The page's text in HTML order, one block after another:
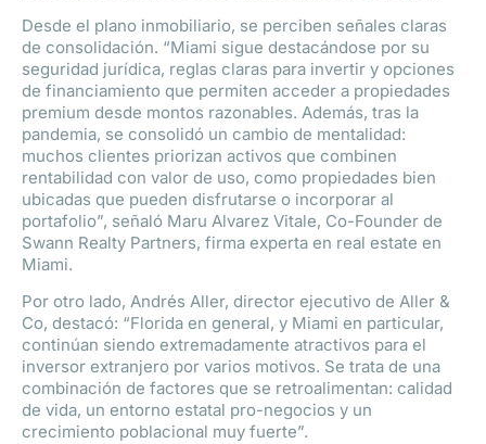
Desde el plano inmobiliario, se perciben señales claras
de consolidación. “Miami sigue destacándose por su
seguridad jurídica, reglas claras para invertir y opciones
de financiamiento que permiten acceder a propiedades
premium desde montos razonables. Además, tras la
pandemia, se consolidó un cambio de mentalidad:
muchos clientes priorizan activos que combinen
rentabilidad con valor de uso, como propiedades bien
ubicadas que pueden disfrutarse o incorporar al
portafolio”, señaló Maru Alvarez Vitale, Co-Founder de
Swann Realty Partners, firma experta en real estate en
Miami.
Por otro lado, Andrés Aller, director ejecutivo de Aller &
Co, destacó: “Florida en general, y Miami en particular,
continúan siendo extremadamente atractivos para el
inversor extranjero por varios motivos. Se trata de una
combinación de factores que se retroalimentan: calidad
de vida, un entorno estatal pro-negocios y un
crecimiento poblacional muy fuerte”.